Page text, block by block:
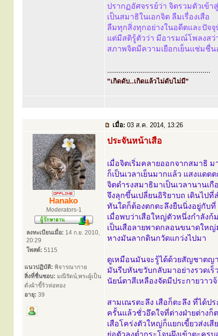
ปรากฏอัศจรรย์ว่า จิตรวมตัวเข้า
เป็นสมาธิในเอกจิต ลืมเรื่องเสือ
ลืมทุกสิ่งทุกอย่างในอดีตและปัจ
แต่มีสติรู้ตัวว่า มีอารมณ์โพลงสว่
สภาพจิตมีความเยือกเย็นแช่มชื่
.....................................................
"เกิดดับ..เกิดแล้วไม่ดับไม่มี"
เมื่อ: 03 ส.ค. 2014, 13:26
Hanako
Moderators-1
ลงทะเบียนเมื่อ: 14 ก.ย. 2010,
20:29
โพสต์: 5115
แนวปฏิบัติ: พิจารณากาย
สิ่งที่ชื่นชอบ: มณีรัตน์,พระผู้เป็น
ดั่งผ้าขี้ร้วห่อทอง
อายุ: 39
ประจันหน้าเสือ
เมื่อจิตเริ่มคลายออกจากสมาธิ
ก็เป็นเวลาเย็นมากแล้ว แสงแดด
จิตดำรงสมาธิมาเป็นเวลานานเ
จึงลุกขึ้นเปลี่ยนอิริยาบถ เดินไป
ทันใดก็ต้องตกตะลึงยืนนิ่งอยู่กับ
เมื่อพบว่าเสือใหญ่ตัวหนึ่งกำลัง
เป็นเสือลายพาดกลอนขนาดใหญ่
หางมันลากดินกวัดแกว่งไปมา
ดูเหมือนมันจะรู้ได้ด้วยสัญชาตญ
มันรีบหันขวับกลับมาอย่างรวดเ
นัยน์ตาสีเหลืองจัดมีประกายวาว
สามเณรตะลึง เสือก็ตะลึง ที่ได้ป
ครั้นแล้วชั่วอึดใจที่ต่างฝ่ายต่างก็ต
เสือโคร่งตัวใหญ่ก็แยกเขี้ยวส่งเ
ย่อตัวลงต่ำกระโจนผึงเข้าตะครุ